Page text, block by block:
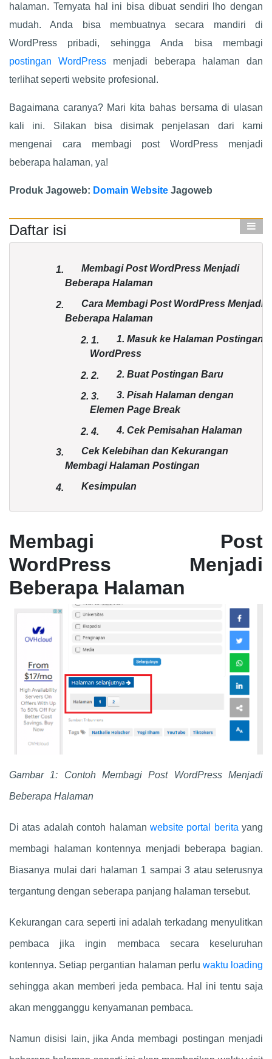
halaman. Ternyata hal ini bisa dibuat sendiri lho dengan
mudah. Anda bisa membuatnya secara mandiri di
WordPress pribadi, sehingga Anda bisa membagi
postingan WordPress
menjadi beberapa halaman dan
terlihat seperti website profesional.
Bagaimana caranya? Mari kita bahas bersama di ulasan
kali ini. Silakan bisa disimak penjelasan dari kami
mengenai cara membagi post WordPress menjadi
beberapa halaman, ya!
Produk Jagoweb: Domain Website Jagoweb
Daftar isi
1.
Membagi Post WordPress Menjadi
Beberapa Halaman
2.
Cara Membagi Post WordPress Menjadi
Beberapa Halaman
2. 1.
1. Masuk ke Halaman Postingan
WordPress
2. 2. 2. Buat Postingan Baru
2. 3.
3. Pisah Halaman dengan
Elemen Page Break
2.4. 4. Cek Pemisahan Halaman
3.
Cek Kelebihan dan Kekurangan
Membagi Halaman Postingan
4. Kesimpulan
Membagi Post
WordPress Menjadi
Beberapa Halaman
Gambar 1: Contoh Membagi Post WordPress Menjadi
Beberapa Halaman
Di atas adalah contoh halaman website portal berita yang
membagi halaman kontennya menjadi beberapa bagian.
Biasanya mulai dari halaman 1 sampai 3 atau seterusnya
tergantung dengan seberapa panjang halaman tersebut.
Kekurangan cara seperti ini adalah terkadang menyulitkan
pembaca jika ingin membaca secara keseluruhan
kontennya. Setiap pergantian halaman perlu waktu loading
sehingga akan memberi jeda pembaca. Hal ini tentu saja
akan mengganggu kenyamanan pembaca.
Namun disisi lain, jika Anda membagi postingan menjadi